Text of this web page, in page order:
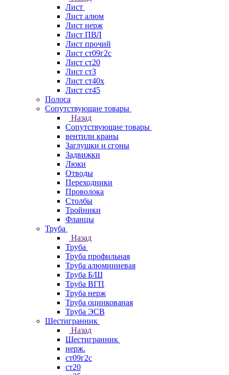
Лист
Лист алюм
Лист нерж
Лист ПВЛ
Лист прочий
Лист ст09г2с
Лист ст20
Лист ст3
Лист ст40х
Лист ст45
Полоса
Сопутствующие товары
Назад
Сопутствующие товары
вентили краны
Заглушки и сгоны
Задвижки
Люки
Отводы
Переходники
Проволока
Столбы
Тройники
Фланцы
Труба
Назад
Труба
Труба профильная
Труба алюминиевая
Труба Б/Ш
Труба ВГП
Труба нерж
Труба оцинкованая
Труба ЭСВ
Шестигранник
Назад
Шестигранник
нерж.
ст09г2с
ст20